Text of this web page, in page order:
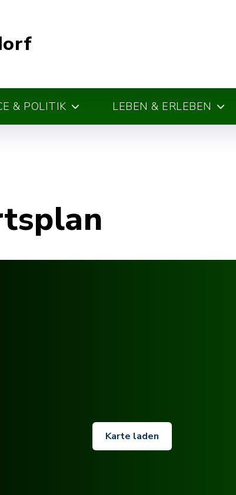
& POLITIK LEBEN & ERLEBEN
Karte laden